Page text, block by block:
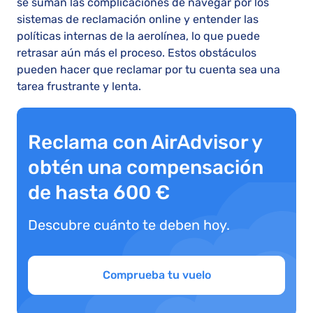
sistemas de reclamación online y entender las
políticas internas de la aerolínea, lo que puede
retrasar aún más el proceso. Estos obstáculos
pueden hacer que reclamar por tu cuenta sea una
tarea frustrante y lenta.
Reclama con AirAdvisor y
obtén una compensación
de hasta 600 €
Descubre cuánto te deben hoy.
Comprueba tu vuelo